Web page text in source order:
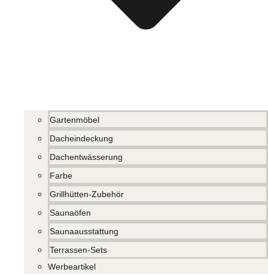
Gartenmöbel
Dacheindeckung
Dachentwässerung
Farbe
Grillhütten-Zubehör
Saunaöfen
Saunaausstattung
Terrassen-Sets
Werbeartikel